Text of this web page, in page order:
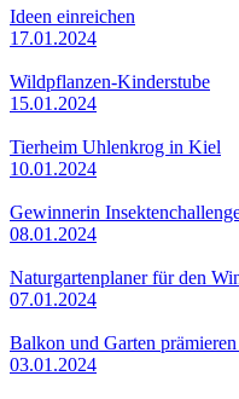
Ideen einreichen
17.01.2024
Wildpflanzen-Kinderstube
15.01.2024
Tierheim Uhlenkrog in Kiel
10.01.2024
Gewinnerin
08.01.2024
Naturgartenplaner für den
07.01.2024
Balkon und Garten prämieren
03.01.2024